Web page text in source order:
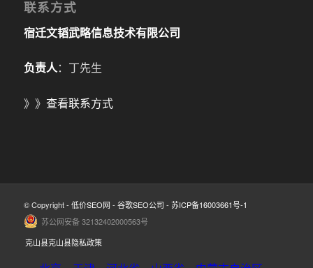
联系方式
宿迁文韬武略信息技术有限公司
负责人：丁先生
》》 查看联系方式
© Copyright - 低价SEO网 - 谷歌SEO公司 - 苏ICP备16003661号-1
苏公网安备 32132402000563号
克山县克山县隐私政策